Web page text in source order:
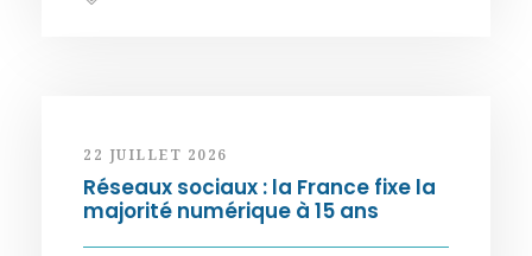
22 JUILLET 2026
Réseaux sociaux : la France fixe la
majorité numérique à 15 ans